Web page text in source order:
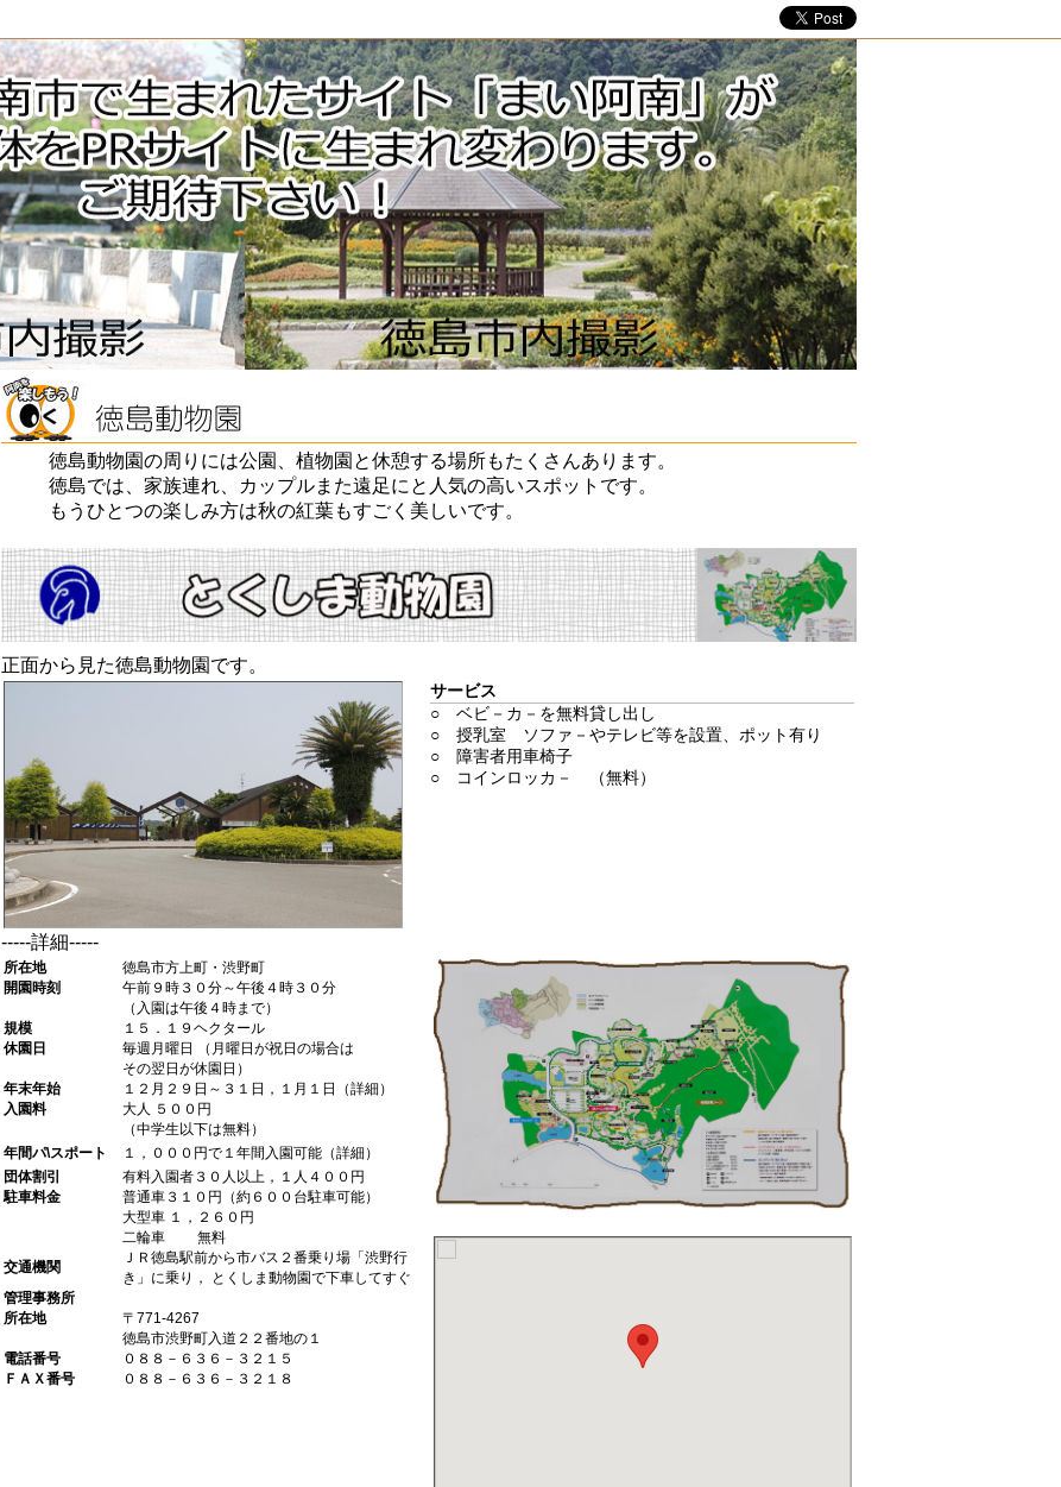
徳島動物園の周りには公園、植物園と休憩する場所もたくさんあります。
徳島では、家族連れ、カップルまた遠足にと人気の高いスポットです。
もうひとつの楽しみ方は秋の紅葉もすごく美しいです。
正面から見た徳島動物園です。
サービス
○ ベビ－カ－を無料貸し出し
○ 授乳室 ソファ－やテレビ等を設置、ポット有り
○ 障害者用車椅子
○ コインロッカ－ （無料）
-----詳細-----
所在地
徳島市方上町・渋野町
開園時刻
午前９時３０分～午後４時３０分
（入園は午後４時まで）
規模
１５．１９ヘクタール
休園日
毎週月曜日 （月曜日が祝日の場合は
その翌日が休園日）
年末年始
１２月２９日～３１日，１月１日（詳細）
入園料
大人 ５００円
（中学生以下は無料）
年間パ\スポート
１，０００円で１年間入園可能（詳細）
団体割引
有料入園者３０人以上，１人４００円
駐車料金
普通車３１０円（約６００台駐車可能）
大型車 １，２６０円
二輪車 無料
交通機関
ＪＲ徳島駅前から市バス２番乗り場「渋野行
き」に乗り， とくしま動物園で下車してすぐ
管理事務所
所在地
〒771-4267
徳島市渋野町入道２２番地の１
電話番号
０８８－６３６－３２１５
ＦＡＸ番号
０８８－６３６－３２１８